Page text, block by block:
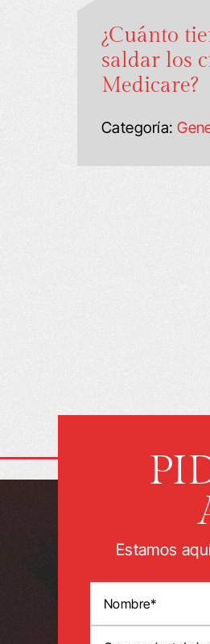
¿Cuánto
saldar los
Medicare?
Categoría:
Estamos